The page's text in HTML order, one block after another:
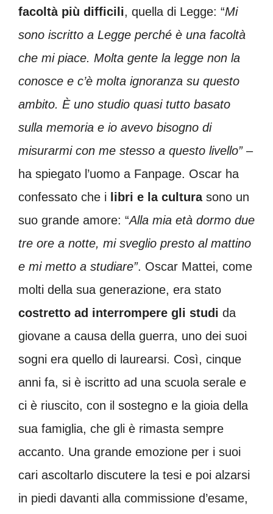
facoltà più difficili, quella di Legge: “Mi
sono iscritto a Legge perché è una facoltà
che mi piace. Molta gente la legge non la
conosce e c’è molta ignoranza su questo
ambito. È uno studio quasi tutto basato
sulla memoria e io avevo bisogno di
misurarmi con me stesso a questo livello”–
ha spiegato l’uomo a Fanpage. Oscar ha
confessato che i
libri e la culturasono un
suo grande amore: “Alla mia età dormo due
tre ore a notte, mi sveglio presto al mattino
e mi metto a studiare”. Oscar Mattei, come
molti della sua generazione, era stato
costretto ad interrompere gli studi da
giovane a causa della guerra, uno dei suoi
sogni era quello di laurearsi. Così, cinque
anni fa, si è iscritto ad una scuola serale e
ci è riuscito, con il sostegno e la gioia della
sua famiglia, che gli è rimasta sempre
accanto. Una grande emozione per i suoi
cari ascoltarlo discutere la tesi e poi alzarsi
in piedi davanti alla commissione d’esame,